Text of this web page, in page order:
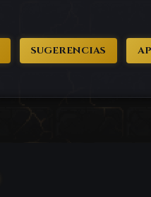
SUGERENCIAS